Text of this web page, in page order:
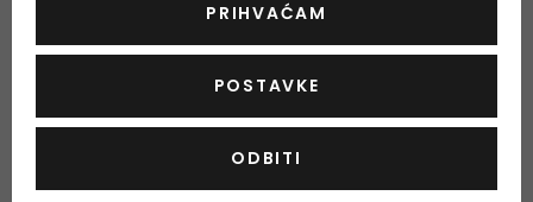
Još nema recenzija za ovaj proizvod.
PRIHVAĆAM
POSTAVKE
ODBITI